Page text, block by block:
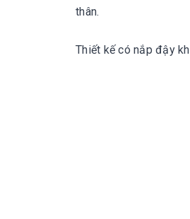
thân.
Thiết kế có nắp đậy